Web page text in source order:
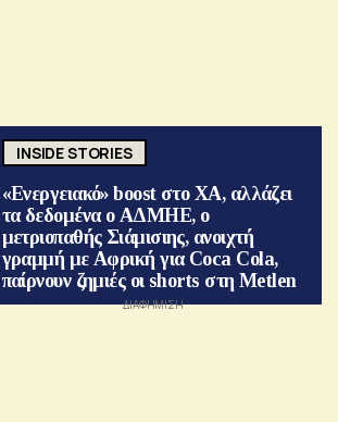
INSIDE STORIES
«Ενεργειακό» boost στο ΧΑ, αλλάζει
τα δεδομένα ο ΑΔΜΗΕ, ο
μετριοπαθής Σιάμισιης, ανοιχτή
γραμμή με Αφρική για Coca Cola,
παίρνουν ζημιές οι shorts στη Metlen